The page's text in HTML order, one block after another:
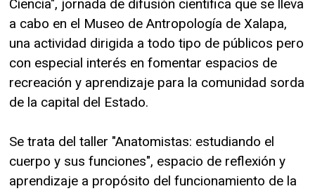
Ciencia", jornada de difusión cientifica que se lleva
a cabo en el Museo de Antropología de Xalapa,
una actividad dirigida a todo tipo de públicos pero
con especial interés en fomentar espacios de
recreación y aprendizaje para la comunidad sorda
de la capital del Estado.
Se trata del taller "Anatomistas: estudiando el
cuerpo y sus funciones", espacio de reflexión y
aprendizaje a propósito del funcionamiento de la